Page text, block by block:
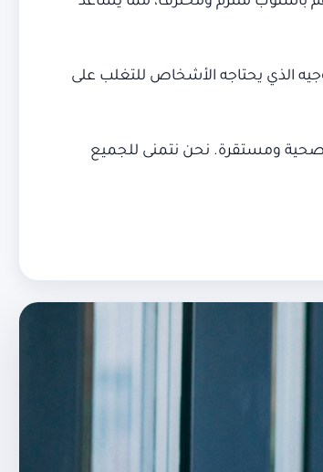
الذي يحتاجه الأشخاص للتغلب على
صحية ومستقرة. نحن نتمنى للجميع